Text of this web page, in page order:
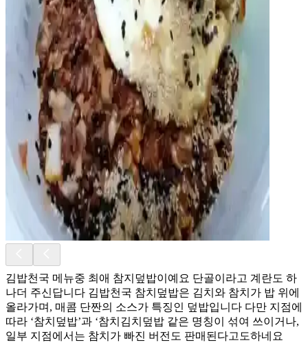
김밥천국 메뉴중 최애 참지덮밥이예요 단골이라고 계란도 하
나더 주신답니다 김밥천국 참치덮밥은 김치와 참치가 밥 위에
올라가며, 매콤 단짠의 소스가 특징인 덮밥입니다 다만 지점에
따라 ‘참치덮밥’과 ‘참치김치덮밥 같은 명칭이 섞여 쓰이거나,
일부 지점에서는 참치가 빠진 버전도 판매된다고도하네요